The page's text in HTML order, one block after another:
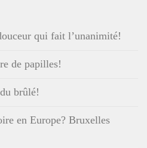
qui fait l’unanimité!
de papilles!
brûlé!
en Europe? Bruxelles